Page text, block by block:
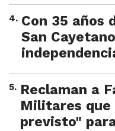
4. Con 35 años
San
5. Reclaman a
Militares
previsto"